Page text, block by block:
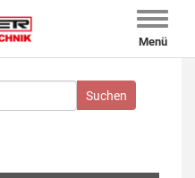
Toggle
Menü